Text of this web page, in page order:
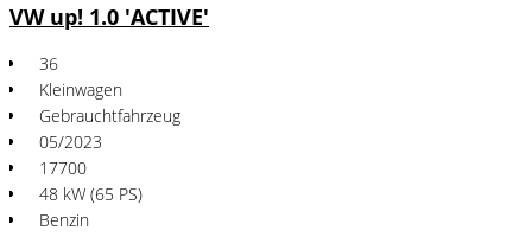
VW up! 1.0 'ACTIVE'
36
Kleinwagen
Gebrauchtfahrzeug
05/2023
17700
48 kW (65 PS)
Benzin